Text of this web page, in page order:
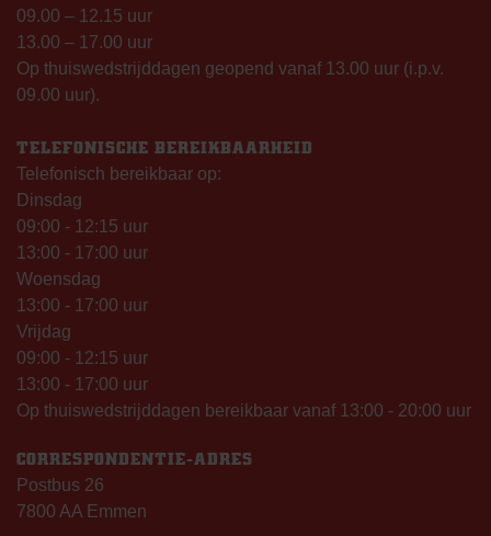
09.00 – 12.15 uur
13.00 – 17.00 uur
Op thuiswedstrijddagen geopend vanaf 13.00 uur (i.p.v.
09.00 uur).
TELEFONISCHE BEREIKBAARHEID
Telefonisch bereikbaar op:
Dinsdag
09:00 - 12:15 uur
13:00 - 17:00 uur
Woensdag
13:00 - 17:00 uur
Vrijdag
09:00 - 12:15 uur
13:00 - 17:00 uur
Op thuiswedstrijddagen bereikbaar vanaf 13:00 - 20:00 uur
CORRESPONDENTIE-ADRES
Postbus 26
7800 AA Emmen